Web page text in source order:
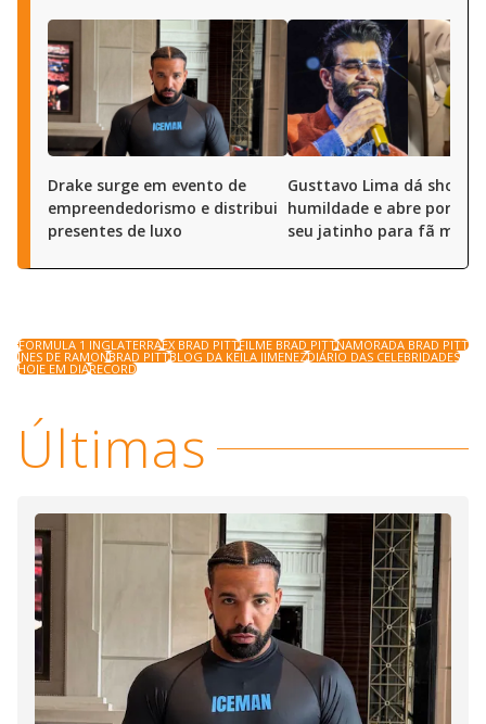
Drake surge em evento de
empreendedorismo e distribui
presentes de luxo
Gusttavo Lima dá show
humildade e abre portas
seu jatinho para fã mirim
FORMULA 1 INGLATERRAEX BRAD PITTFILME BRAD PITTNAMORADA BRAD PITT
INES DE RAMONBRAD PITTBLOG DA KEILA JIMENEZDIÁRIO DAS CELEBRIDADES
HOJE EM DIARECORD
Últimas